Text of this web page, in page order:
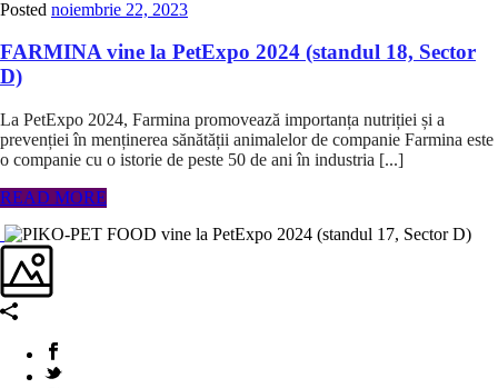
Posted noiembrie 22, 2023
FARMINA vine la PetExpo 2024 (standul 18, Sector
D)
La PetExpo 2024, Farmina promovează importanța nutriției și a
prevenției în menținerea sănătății animalelor de companie Farmina este
o companie cu o istorie de peste 50 de ani în industria [...]
READ MORE